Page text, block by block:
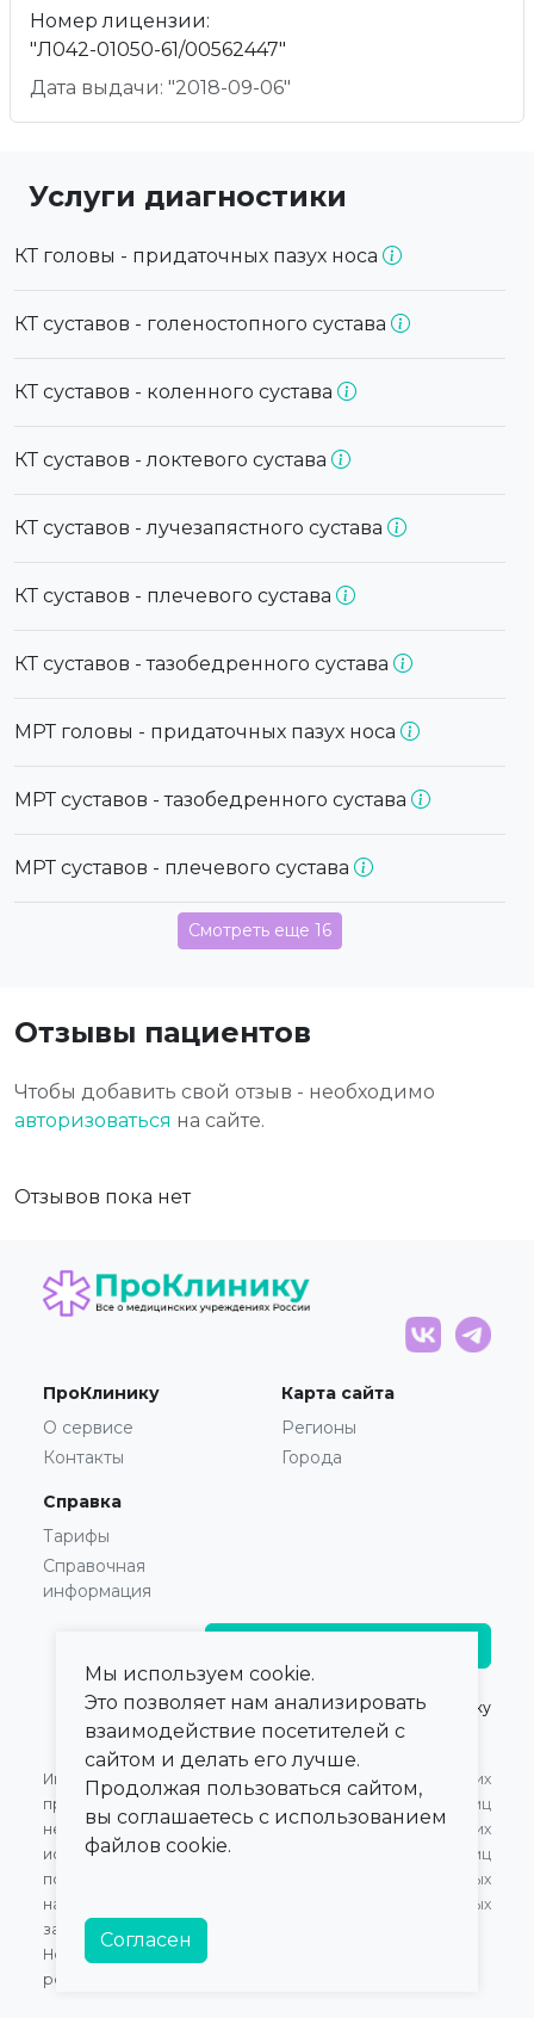
Номер лицензии:
"Л042-01050-61/00562447"
Дата выдачи: "2018-09-06"
Услуги диагностики
КТ головы - придаточных пазух носа
КТ суставов - голеностопного сустава
КТ суставов - коленного сустава
КТ суставов - локтевого сустава
КТ суставов - лучезапястного сустава
КТ суставов - плечевого сустава
КТ суставов - тазобедренного сустава
МРТ головы - придаточных пазух носа
МРТ суставов - тазобедренного сустава
МРТ суставов - плечевого сустава
Смотреть еще 16
Отзывы пациентов
Чтобы добавить свой отзыв - необходимо
авторизоваться на сайте.
Отзывов пока нет
ПроКлинику
О сервисе
Контакты
Карта сайта
Регионы
Города
Справка
Тарифы
Справочная
информация
© 2021 — 2026,ПроКлинику
Информация,
представленная на сайте,
не может быть
использована для
постановки диагноза,
назначения лечения и не
заменяет прием врача.
Номер в Едином Реестре
российского ПО:
Оферта для Юридических
лиц
Оферта для Физических
лиц
Обработка персональных
данных
Мы используем cookie.
Это позволяет нам анализировать
взаимодействие посетителей с
сайтом и делать его лучше.
Продолжая пользоваться сайтом,
вы соглашаетесь с использованием
файлов cookie.
Согласен